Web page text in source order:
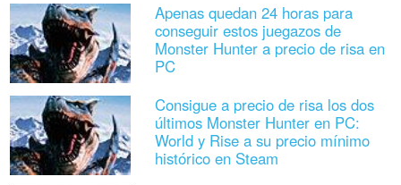
Apenas quedan 24 horas para
conseguir estos juegazos de
Monster Hunter a precio de risa en
PC
Consigue a precio de risa los dos
últimos Monster Hunter en PC:
World y Rise a su precio mínimo
histórico en Steam